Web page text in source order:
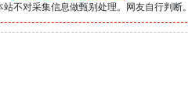
不对采集信息做甄别处理。网友自行判断。